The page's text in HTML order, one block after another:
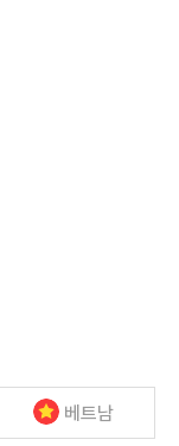
베트남